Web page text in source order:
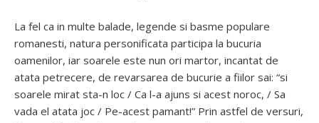
La fel ca in multe balade, legende si basme populare
romanesti, natura personificata participa la bucuria
oamenilor, iar soarele este nun ori martor, incantat de
atata petrecere, de revarsarea de bucurie a fiilor sai: “si
soarele mirat sta-n loc / Ca l-a ajuns si acest noroc, / Sa
vada el atata joc / Pe-acest pamant!” Prin astfel de versuri,